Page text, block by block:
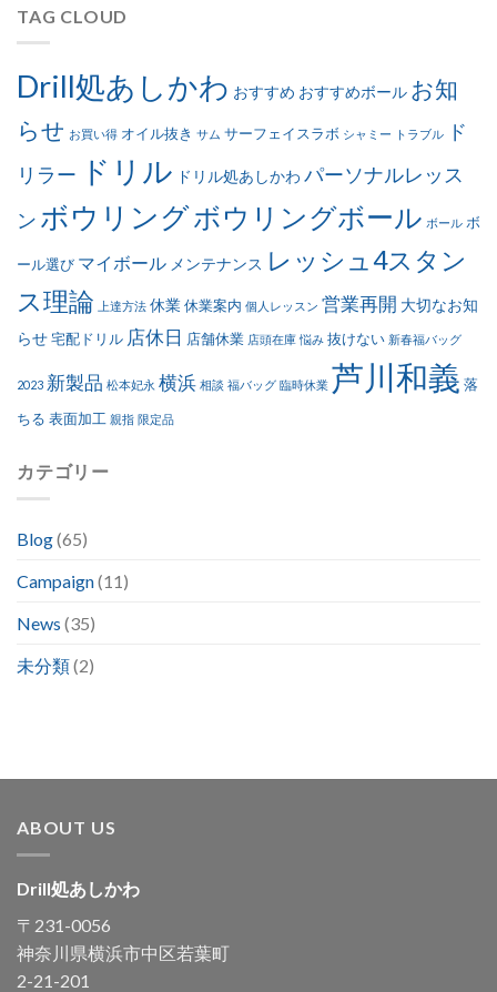
TAG CLOUD
Drill処あしかわ おすすめ おすすめボール お知
らせ お買い得 オイル抜き サム サーフェイスラボ シャミー トラブル
ド
リラー ドリル ドリル処あしかわ パーソナルレッス
ン ボウリングボウリングボール ボール ボ
ール選び マイボール メンテナンス レッシュ4スタン
ス理論
上達方法 休業 休業案内 個人レッスン 営業再開 大切なお知
らせ 宅配ドリル 店休日 店舗休業 店頭在庫 悩み 抜けない 新春福バッグ
2023 新製品 松本妃永 横浜 相談 福バッグ 臨時休業 芦川和義 落
ちる 表面加工 親指 限定品
カテゴリー
Blog(65)
Campaign(11)
News (35)
未分類(2)
ABOUT US
Drill処あしかわ
〒231-0056
神奈川県横浜市中区若葉町
2-21-201